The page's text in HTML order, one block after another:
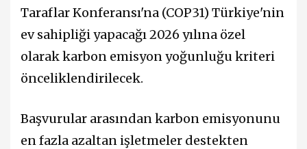
Taraflar Konferansı'na (COP31) Türkiye'nin
ev sahipliği yapacağı 2026 yılına özel
olarak karbon emisyon yoğunluğu kriteri
önceliklendirilecek.
Başvurular arasından karbon emisyonunu
en fazla azaltan işletmeler destekten